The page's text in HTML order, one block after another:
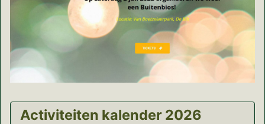
Activiteiten kalender 2026